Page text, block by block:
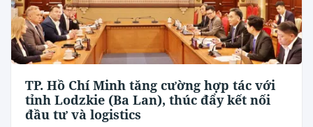
TP. Hồ Chí Minh tăng cường hợp tác với
tỉnh Lodzkie (Ba Lan), thúc đẩy kết nối
đầu tư và logistics